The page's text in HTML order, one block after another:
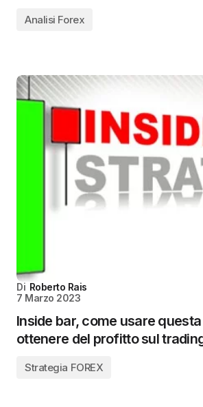
Analisi Forex
Di Roberto Rais
7 Marzo 2023
Inside bar, come usare
ottenere del profitto sul
Strategia FOREX